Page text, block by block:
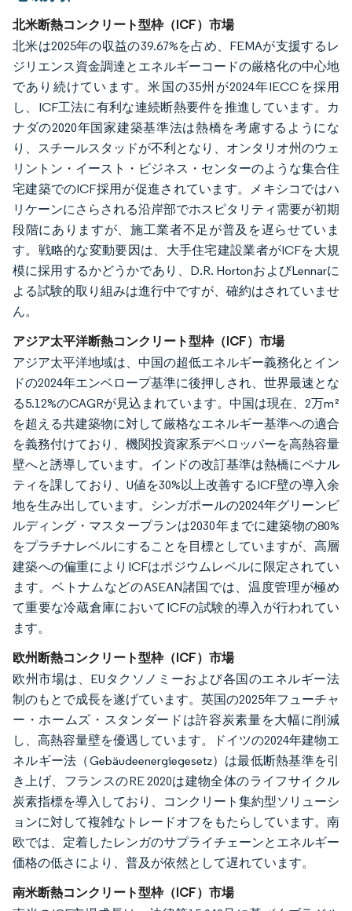
北米断熱コンクリート型枠（ICF）市場
北米は2025年の収益の39.67%を占め、FEMAが支援するレ
ジリエンス資金調達とエネルギーコードの厳格化の中心地
であり続けています。米国の35州が2024年IECCを採用
し、ICF工法に有利な連続断熱要件を推進しています。カ
ナダの2020年国家建築基準法は熱橋を考慮するようにな
り、スチールスタッドが不利となり、オンタリオ州のウェ
リントン・イースト・ビジネス・センターのような集合住
宅建築でのICF採用が促進されています。メキシコではハ
リケーンにさらされる沿岸部でホスピタリティ需要が初期
段階にありますが、施工業者不足が普及を遅らせていま
す。戦略的な変動要因は、大手住宅建設業者がICFを大規
模に採用するかどうかであり、D.R. HortonおよびLennarに
よる試験的取り組みは進行中ですが、確約はされていませ
ん。
アジア太平洋断熱コンクリート型枠（ICF）市場
アジア太平洋地域は、中国の超低エネルギー義務化とイン
ドの2024年エンベロープ基準に後押しされ、世界最速とな
る5.12%のCAGRが見込まれています。中国は現在、2万m²
を超える共建築物に対して厳格なエネルギー基準への適合
を義務付けており、機関投資家系デベロッパーを高熱容量
壁へと誘導しています。インドの改訂基準は熱橋にペナル
ティを課しており、U値を30%以上改善するICF壁の導入余
地を生み出しています。シンガポールの2024年グリーンビ
ルディング・マスタープランは2030年までに建築物の80%
をプラチナレベルにすることを目標としていますが、高層
建築への偏重によりICFはポジウムレベルに限定されてい
ます。ベトナムなどのASEAN諸国では、温度管理が極め
て重要な冷蔵倉庫においてICFの試験的導入が行われてい
ます。
欧州断熱コンクリート型枠（ICF）市場
欧州市場は、EUタクソノミーおよび各国のエネルギー法
制のもとで成長を遂げています。英国の2025年フューチャ
ー・ホームズ・スタンダードは許容炭素量を大幅に削減
し、高熱容量壁を優遇しています。ドイツの2024年建物エ
ネルギー法（Gebäudeenergiegesetz）は最低断熱基準を引
き上げ、フランスのRE 2020は建物全体のライフサイクル
炭素指標を導入しており、コンクリート集約型ソリューシ
ョンに対して複雑なトレードオフをもたらしています。南
欧では、定着したレンガのサプライチェーンとエネルギー
価格の低さにより、普及が依然として遅れています。
南米断熱コンクリート型枠（ICF）市場